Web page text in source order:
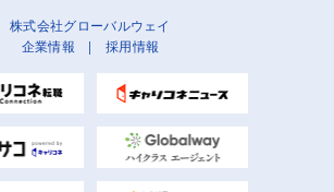
株式会社グローバルウェイ
企業情報 | 採用情報